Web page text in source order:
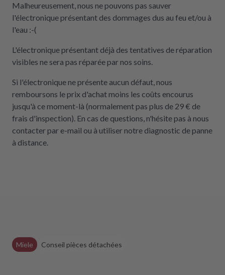
Malheureusement, nous ne pouvons pas sauver
l'électronique présentant des dommages dus au feu et/ou à
l'eau :-(
L'électronique présentant déjà des tentatives de réparation
visibles ne sera pas réparée par nos soins.
Si l'électronique ne présente aucun défaut, nous
remboursons le prix d'achat moins les coûts encourus
jusqu'à ce moment-là (normalement pas plus de 29 € de
frais d'inspection). En cas de questions, n'hésite pas à nous
contacter par e-mail ou à utiliser notre diagnostic de panne
à distance.
Miele Conseil pièces détachées